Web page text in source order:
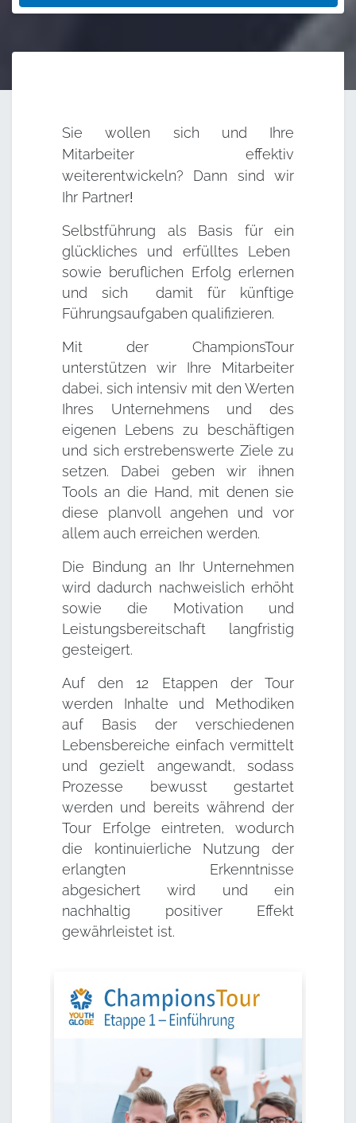
Sie wollen sich und Ihre
Mitarbeiter effektiv
weiterentwickeln? Dann sind wir
Ihr Partner!
Selbstführung als Basis für ein
glückliches und erfülltes Leben
sowie beruflichen Erfolg erlernen
und sich damit für künftige
Führungsaufgaben qualifizieren.
Mit der ChampionsTour
unterstützen wir Ihre Mitarbeiter
dabei, sich intensiv mit den Werten
Ihres Unternehmens und des
eigenen Lebens zu beschäftigen
und sich erstrebenswerte Ziele zu
setzen. Dabei geben wir ihnen
Tools an die Hand, mit denen sie
diese planvoll angehen und vor
allem auch erreichen werden.
Die Bindung an Ihr Unternehmen
wird dadurch nachweislich erhöht
sowie die Motivation und
Leistungsbereitschaft langfristig
gesteigert.
Auf den 12 Etappen der Tour
werden Inhalte und Methodiken
auf Basis der verschiedenen
Lebensbereiche einfach vermittelt
und gezielt angewandt, sodass
Prozesse bewusst gestartet
werden und bereits während der
Tour Erfolge eintreten, wodurch
die kontinuierliche Nutzung der
erlangten Erkenntnisse
abgesichert wird und ein
nachhaltig positiver Effekt
gewährleistet ist.